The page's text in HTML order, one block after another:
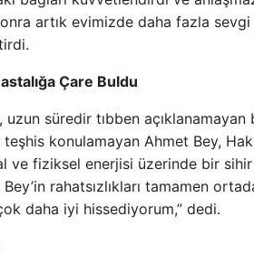
artık evimizde daha fazla
Çare Buldu
uzun süredir tıbben
konulamayan Ahmet Bey,
ve fiziksel enerjisi üzerinde bir
Bey’in rahatsızlıkları tamamen
daha iyi hissediyorum,” dedi.